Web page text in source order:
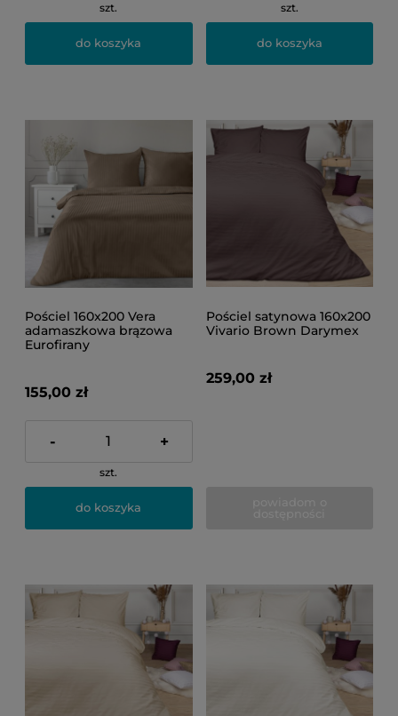
szt.
do koszyka
szt.
do koszyka
Pościel 160x200 Vera
adamaszkowa brązowa
Eurofirany
155,00 zł
- +
szt.
do koszyka
Pościel satynowa 160x200
Vivario Brown Darymex
259,00 zł